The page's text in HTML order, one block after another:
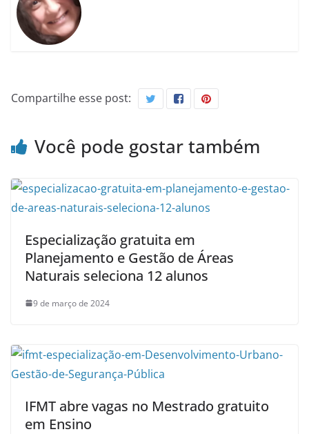
Compartilhe esse post:
Você pode gostar também
Especialização gratuita em
Planejamento e Gestão de Áreas
Naturais seleciona 12 alunos
9 de março de 2024
IFMT abre vagas no Mestrado gratuito
em Ensino